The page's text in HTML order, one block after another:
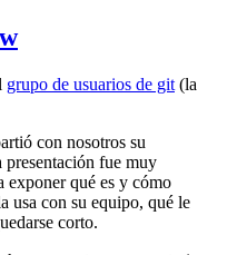
grupo de usuarios de git (la
con nosotros su
fue muy
exponer qué es y cómo
usa con su equipo, qué le
corto.